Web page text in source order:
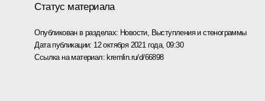
Статус материала
Опубликован в разделах: Новости, Выступления и стенограммы
Дата публикации: 12 октября 2021 года, 09:30
Ссылка на материал:kremlin.ru/d/66898